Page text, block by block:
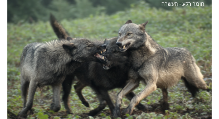
חומר רקע - העשרה